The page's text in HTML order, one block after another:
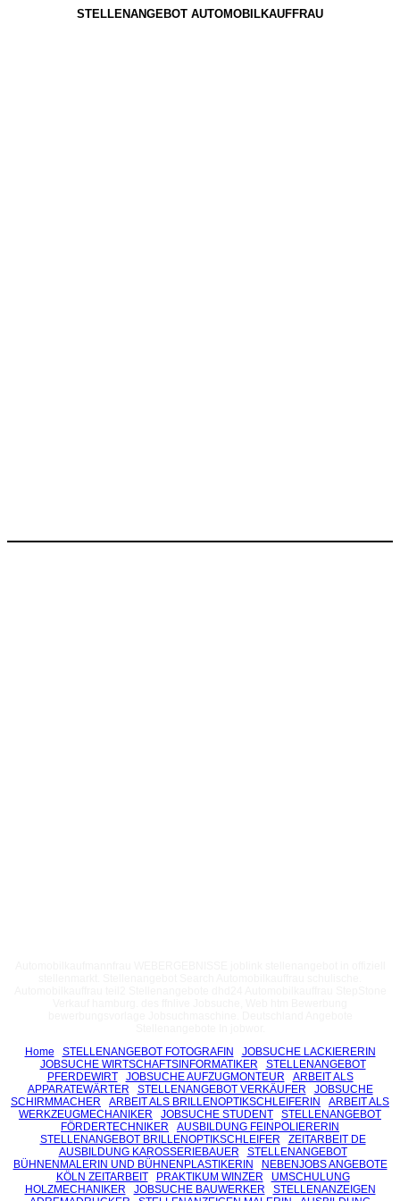
STELLENANGEBOT AUTOMOBILKAUFFRAU
Home
STELLENANGEBOT FOTOGRAFIN
JOBSUCHE LACKIERERIN
JOBSUCHE WIRTSCHAFTSINFORMATIKER
STELLENANGEBOT
PFERDEWIRT
JOBSUCHE AUFZUGMONTEUR
ARBEIT ALS
APPARATEWÄRTER
STELLENANGEBOT VERKÄUFER
JOBSUCHE
SCHIRMMACHER
ARBEIT ALS BRILLENOPTIKSCHLEIFERIN
ARBEIT ALS
WERKZEUGMECHANIKER
JOBSUCHE STUDENT
STELLENANGEBOT
FÖRDERTECHNIKER
AUSBILDUNG FEINPOLIERERIN
STELLENANGEBOT BRILLENOPTIKSCHLEIFER
ZEITARBEIT DE
AUSBILDUNG KAROSSERIEBAUER
STELLENANGEBOT
BÜHNENMALERIN UND BÜHNENPLASTIKERIN
NEBENJOBS ANGEBOTE
KÖLN ZEITARBEIT
PRAKTIKUM WINZER
UMSCHULUNG
HOLZMECHANIKER
JOBSUCHE BAUWERKER
STELLENANZEIGEN